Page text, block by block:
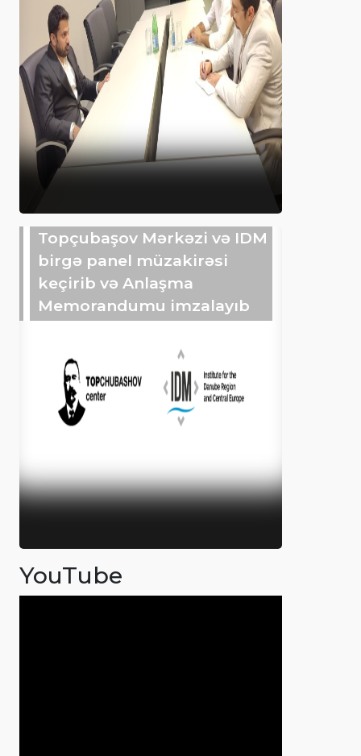
Topçubaşov Mərkəzi və IDM
birgə panel müzakirəsi
keçirib və Anlaşma
Memorandumu imzalayıb
YouTube